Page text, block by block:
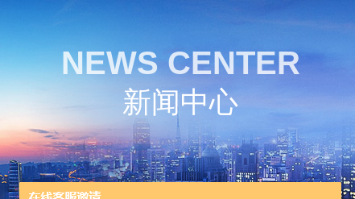
NEWS CENTER
新闻中心